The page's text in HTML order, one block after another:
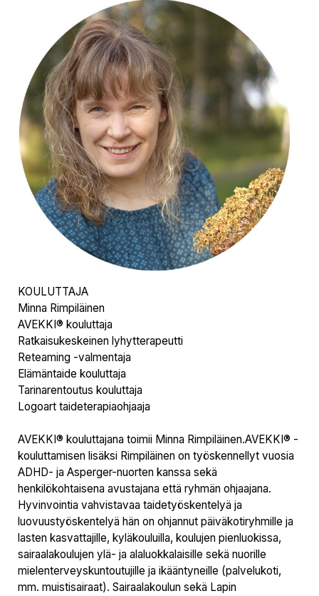
KOULUTTAJA
Minna Rimpiläinen
AVEKKI® kouluttaja
Ratkaisukeskeinen lyhytterapeutti
Reteaming -valmentaja
Elämäntaide kouluttaja
Tarinarentoutus kouluttaja
Logoart taideterapiaohjaaja
AVEKKI® kouluttajana toimii Minna Rimpiläinen.AVEKKI® -
kouluttamisen lisäksi Rimpiläinen on työskennellyt vuosia
ADHD- ja Asperger-nuorten kanssa sekä
henkilökohtaisena avustajana että ryhmän ohjaajana.
Hyvinvointia vahvistavaa taidetyöskentelyä ja
luovuustyöskentelyä hän on ohjannut päiväkotiryhmille ja
lasten kasvattajille, kyläkouluilla, koulujen pienluokissa,
sairaalakoulujen ylä- ja alaluokkalaisille sekä nuorille
mielenterveyskuntoutujille ja ikääntyneille (palvelukoti,
mm. muistisairaat). Sairaalakoulun sekä Lapin